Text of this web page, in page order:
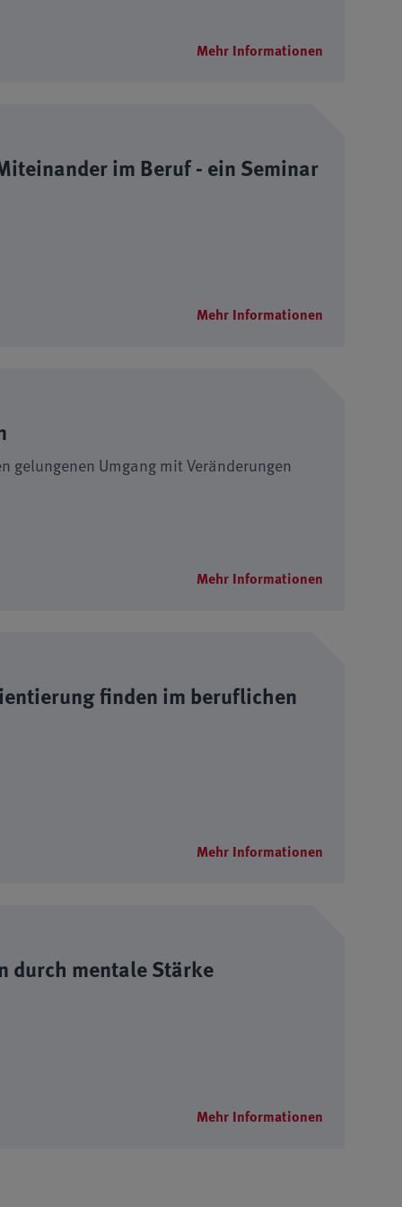
Mehr Informationen
im Beruf - ein Seminar
Mehr Informationen
gelungenen Umgang mit Veränderungen
Mehr Informationen
finden im beruflichen
Mehr Informationen
durch mentale Stärke
Mehr Informationen